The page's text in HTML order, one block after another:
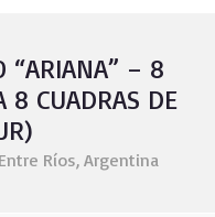
“ARIANA” – 8
8 CUADRAS DE
Ríos, Argentina